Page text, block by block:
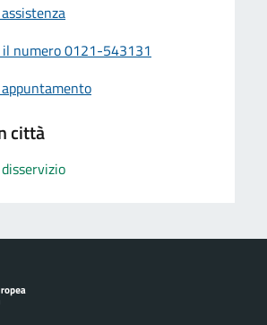
il numero 0121-543131
città